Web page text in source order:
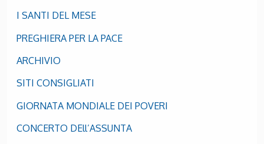
I SANTI DEL MESE
PREGHIERA PER LA PACE
ARCHIVIO
SITI CONSIGLIATI
GIORNATA MONDIALE DEI POVERI
CONCERTO DEll’ASSUNTA